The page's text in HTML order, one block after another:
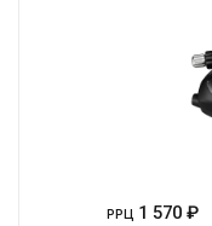
РРЦ 1 570 ₽